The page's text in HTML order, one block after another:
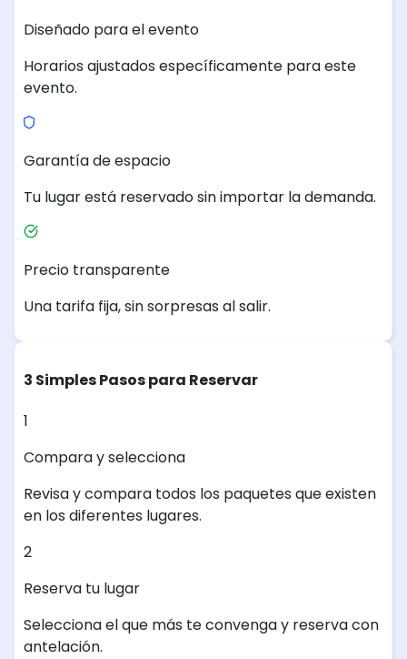
Diseñado para el evento
Horarios ajustados específicamente para este
evento.
Garantía de espacio
Tu lugar está reservado sin importar la demanda.
Precio transparente
Una tarifa fija, sin sorpresas al salir.
3 Simples Pasos para Reservar
1
Compara y selecciona
Revisa y compara todos los paquetes que existen
en los diferentes lugares.
2
Reserva tu lugar
Selecciona el que más te convenga y reserva con
antelación.